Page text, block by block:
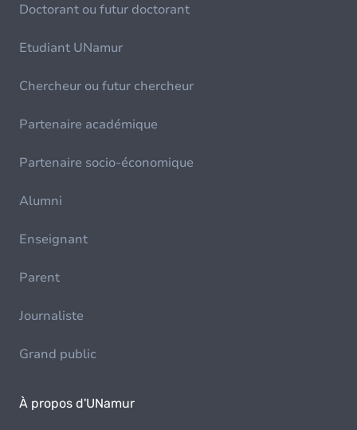
Doctorant ou futur doctorant
Etudiant UNamur
Chercheur ou futur chercheur
Partenaire académique
Partenaire socio-économique
Alumni
Enseignant
Parent
Journaliste
Grand public
À propos d'UNamur